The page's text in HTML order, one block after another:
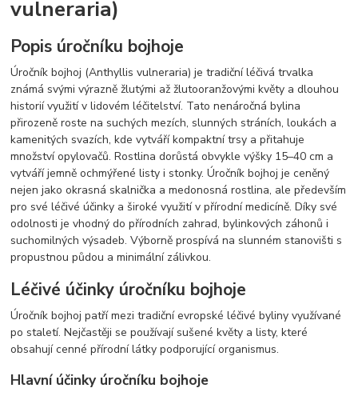
vulneraria)
Popis úročníku bojhoje
Úročník bojhoj (Anthyllis vulneraria) je tradiční léčivá trvalka
známá svými výrazně žlutými až žlutooranžovými květy a dlouhou
historií využití v lidovém léčitelství. Tato nenáročná bylina
přirozeně roste na suchých mezích, slunných stráních, loukách a
kamenitých svazích, kde vytváří kompaktní trsy a přitahuje
množství opylovačů. Rostlina dorůstá obvykle výšky 15–40 cm a
vytváří jemně ochmýřené listy i stonky. Úročník bojhoj je ceněný
nejen jako okrasná skalnička a medonosná rostlina, ale především
pro své léčivé účinky a široké využití v přírodní medicíně. Díky své
odolnosti je vhodný do přírodních zahrad, bylinkových záhonů i
suchomilných výsadeb. Výborně prospívá na slunném stanovišti s
propustnou půdou a minimální zálivkou.
Léčivé účinky úročníku bojhoje
Úročník bojhoj patří mezi tradiční evropské léčivé byliny využívané
po staletí. Nejčastěji se používají sušené květy a listy, které
obsahují cenné přírodní látky podporující organismus.
Hlavní účinky úročníku bojhoje